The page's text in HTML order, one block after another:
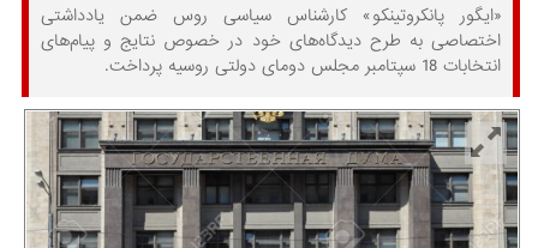
«ایگور پانکروتینکو» کارشناس سیاسی روس ضمن یادداشتی
اختصاصی به طرح دیدگاه‌های خود در خصوص نتایج و پیام‌های
انتخابات 18 سپتامبر مجلس دومای دولتی روسیه پرداخت.